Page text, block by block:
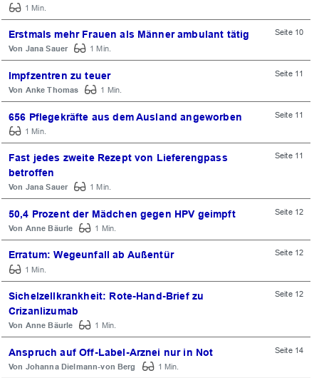
1 Min.
Erstmals mehr Frauen als Männer ambulant tätig Seite 10
Jana Sauer 1 Min.
Impfzentren zu teuer Seite 11
Anke Thomas 1 Min.
656 Pflegekräfte aus dem Ausland angeworben
Seite 11
1 Min.
Fast jedes zweite Rezept von Lieferengpass
betroffen
Seite 11
Jana Sauer 1 Min.
50,4 Prozent der Mädchen gegen HPV geimpft Seite 12
Anne Bäurle 1 Min.
Erratum: Wegeunfall ab Außentür
Seite 12
1 Min.
Sichelzellkrankheit: Rote-Hand-Brief zu
Crizanlizumab
Seite 12
Anne Bäurle 1 Min.
Anspruch auf Off-Label-Arznei nur in Not Seite 14
Johanna Dielmann-von Berg 1 Min.